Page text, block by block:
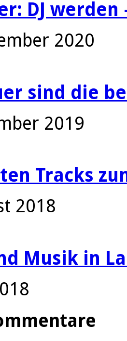
DJ
2020
sind die
2019
Tracks
2018
Musik in